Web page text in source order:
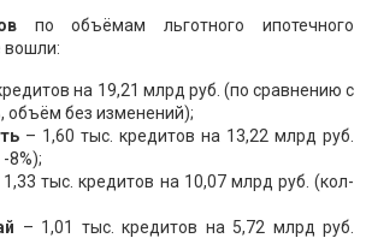
по объёмам льготного ипотечного
вошли:
на 19,21 млрд руб. (по сравнению с
объём без изменений);
– 1,60 тыс. кредитов на 13,22 млрд руб.
8%);
1,33 тыс. кредитов на 10,07 млрд руб. (кол-
– 1,01 тыс. кредитов на 5,72 млрд руб.